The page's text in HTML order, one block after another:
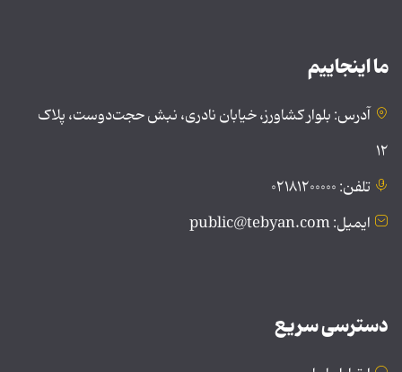
ما اینجاییم
آدرس: بلوار کشاورز، خیابان نادری، نبش حجت‌دوست، پلاک
۱۲
تلفن: ۰۲۱۸۱۲۰۰۰۰۰
ایمیل: public@tebyan.com
دسترسی سریع